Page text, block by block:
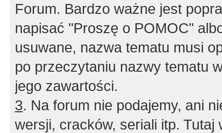
Forum. Bardzo ważne jest
napisać "Proszę o POMOC"
usuwane, nazwa tematu musi
po przeczytaniu nazwy tematu
jego zawartości.
3. Na forum nie podajemy, ani
wersji, cracków, seriali itp. Tutaj